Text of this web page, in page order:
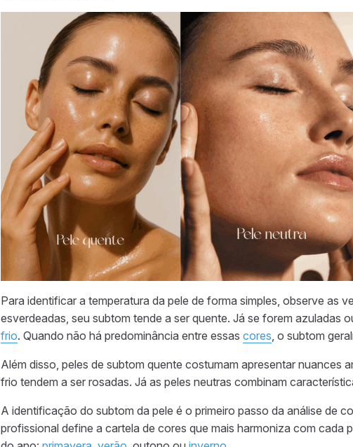
Para identificar a temperatura da pele de forma simples, observe as
esverdeadas, seu subtom tende a ser quente. Já se forem azuladas
frio. Quando não há predominância entre essas cores, o subtom
Além disso, peles de subtom quente costumam apresentar nuances
frio tendem a ser rosadas. Já as peles neutras combinam
A identificação do subtom da pele é o primeiro passo da análise de
profissional define a cartela de cores que mais harmoniza com cada